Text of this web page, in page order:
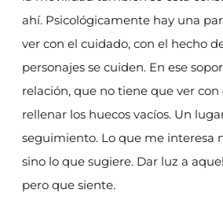
ahí. Psicológicamente hay una
ver con el cuidado, con el hecho
personajes se cuiden. En ese
relación, que no tiene que ver con
rellenar los huecos vacíos. Un
seguimiento. Lo que me interesa
sino lo que sugiere. Dar luz a
pero que siente.